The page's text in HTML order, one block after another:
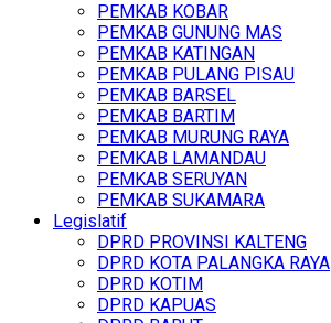
PEMKAB KOBAR
PEMKAB GUNUNG MAS
PEMKAB KATINGAN
PEMKAB PULANG PISAU
PEMKAB BARSEL
PEMKAB BARTIM
PEMKAB MURUNG RAYA
PEMKAB LAMANDAU
PEMKAB SERUYAN
PEMKAB SUKAMARA
Legislatif
DPRD PROVINSI KALTENG
DPRD KOTA PALANGKA RAYA
DPRD KOTIM
DPRD KAPUAS